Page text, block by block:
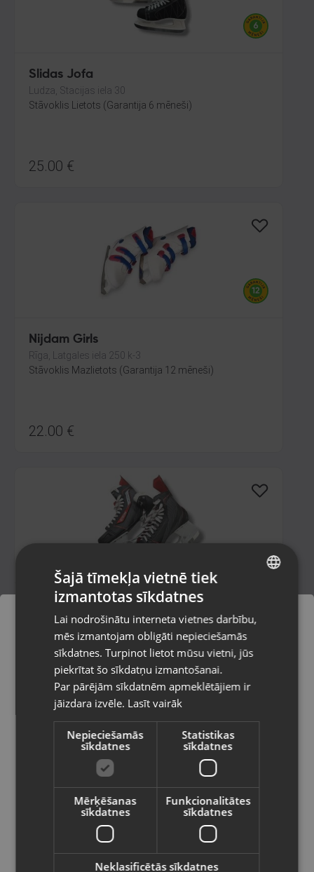
Slidas Jofa
Ludza, Stacijas iela 30
Stāvoklis Lietots (Garantija 6 mēneši)
25.00 €
Nijdam Girls
Rīga, Latgales iela 250 k-3
Stāvoklis Mazlietots (Garantija 12 mēneši)
22.00 €
SK CCM JS260 SR D
Rīga, Jūrmalas gatve 30
Stāvoklis Mazlietots (Garantija 12 mēneši)
59.00€
/mēn.
Slidas V3TEC
Pasūtījumi tiks piegādāti uz
izvēlēto valsti
Vietnes saturs būs attēlots izvēlētajā
valodā
Valsts
Latviešu / Latvian
RUSSIAN
Šajā tīmekļa vietnē tiek
izmantotas sīkdatnes
Lai nodrošinātu interneta vietnes darbību,
mēs izmantojam obligāti nepieciešamās
sīkdatnes. Turpinot lietot mūsu vietni, jūs
piekrītat šo sīkdatņu izmantošanai.
Par pārējām sīkdatnēm apmeklētājiem ir
jāizdara izvēle. Lasīt vairāk
Nepieciešamās
sīkdatnes
Statistikas
sīkdatnes
Mērķēšanas
sīkdatnes
Funkcionalitātes
sīkdatnes
Neklasificētās sīkdatnes